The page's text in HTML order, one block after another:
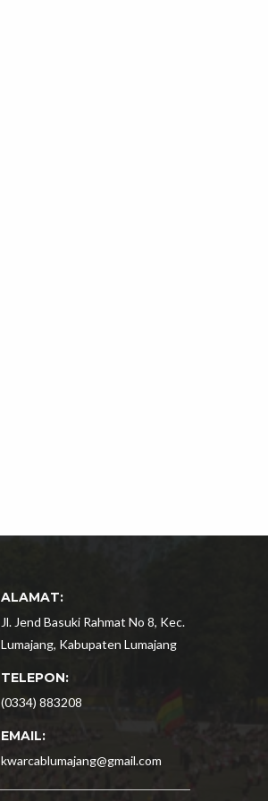
ALAMAT:
Jl. Jend Basuki Rahmat No 8, Kec.
Lumajang, Kabupaten Lumajang
TELEPON:
(0334) 883208
EMAIL:
kwarcablumajang@gmail.com